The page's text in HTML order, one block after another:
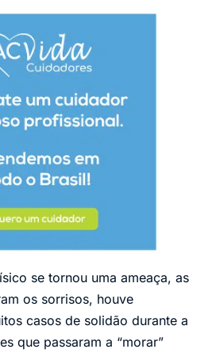
se tornou uma ameaça, as
os sorrisos, houve
casos de solidão durante a
que passaram a “morar”